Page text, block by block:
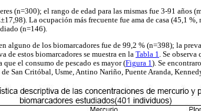
(n=300); el rango de edad para las mismas fue 3-91 años
La ocupación más frecuente fue ama de casa (45,1
(n=146).
alguno de los biomarcadores fue de 99,2 % (n=398); la
de estos biomarcadores se muestra en la Tabla 1. Se observa
el consumo de pescado es mayor (Figura 1). Se
San Critóbal, Usme, Antino Nariño, Puente Aranda,